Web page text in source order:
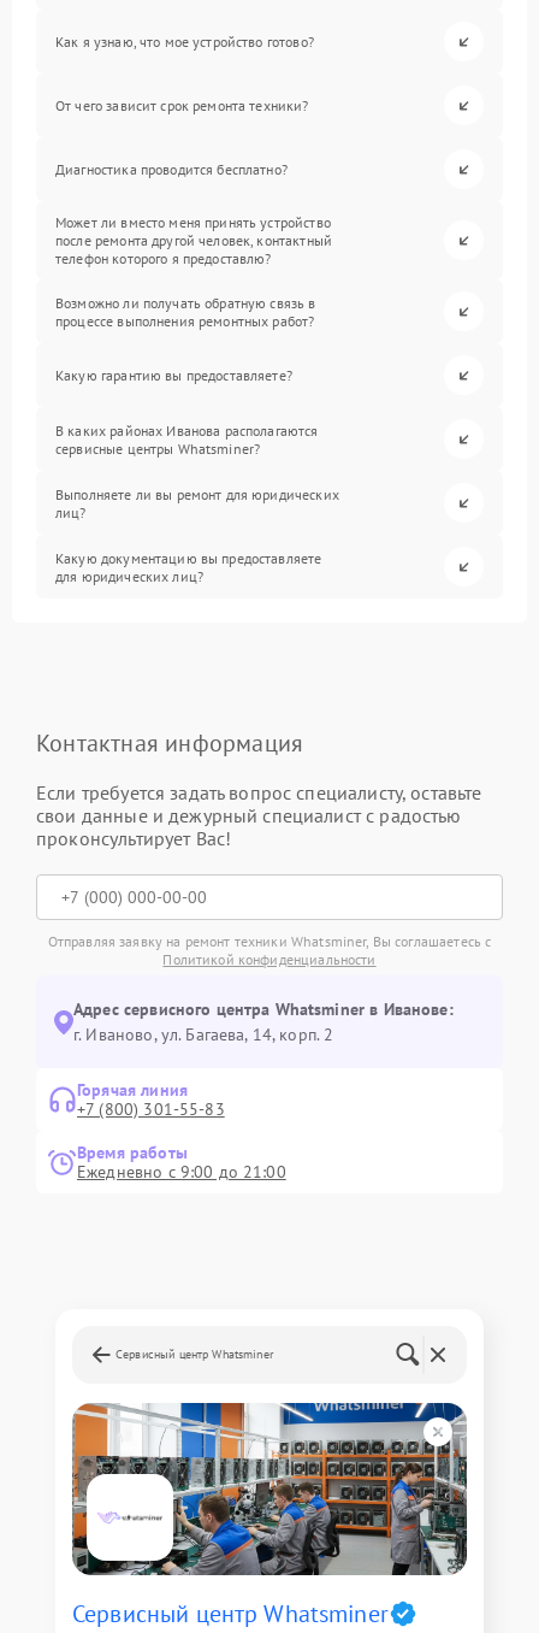
Как я узнаю, что мое устройство готово?
От чего зависит срок ремонта техники?
Диагностика проводится бесплатно?
Может ли вместо меня принять устройство
после ремонта другой человек, контактный
телефон которого я предоставлю?
Возможно ли получать обратную связь в
процессе выполнения ремонтных работ?
Какую гарантию вы предоставляете?
В каких районах Иванова располагаются
сервисные центры Whatsminer?
Выполняете ли вы ремонт для юридических
лиц?
Какую документацию вы предоставляете
для юридических лиц?
Контактная информация
Если требуется задать вопрос специалисту, оставьте
свои данные и дежурный специалист с радостью
проконсультирует Вас!
Отправляя заявку на ремонт техники Whatsminer, Вы соглашаетесь с
Политикой конфиденциальности
Адрес сервисного центра Whatsminer в Иванове:
г. Иваново, ул. Багаева, 14, корп. 2
Горячая линия
+7 (800) 301-55-83
Время работы
Ежедневно с 9:00 до 21:00
Сервисный центр Whatsminer
Сервисный центр Whatsminer